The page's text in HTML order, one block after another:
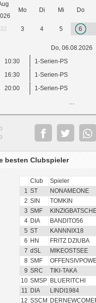
Mo Di Mi Do
32 3 4 5 6
Do, 06.08.2026
10:30
1-Serien-PS
16:30
1-Serien-PS
20:00
1-Serien-PS
besten Clubspieler
Club Spieler
1 ST NONAMEONE
2 SIN TOMKIN
3 SMF
4 DIA BANDITO56
5 ST KANNNIX18
6 HN FRITZ DZIUBA
7 dSL MIKEOSTSEE
8 SMF
9 SRC TIKI-TAKA
10 SMSP BLUERITCHI
11 DIA LINDI1984
12 SSCM